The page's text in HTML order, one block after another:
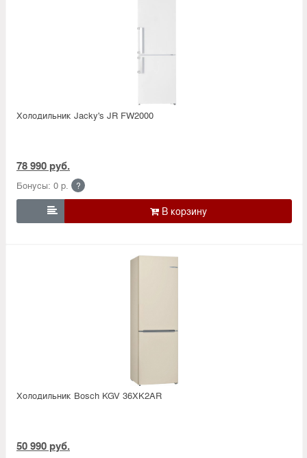
Холодильник Jacky's JR FW2000
78 990 руб.
Бонусы: 0 р. ?

Холодильник Bosсh KGV 36XK2AR
50 990 руб.